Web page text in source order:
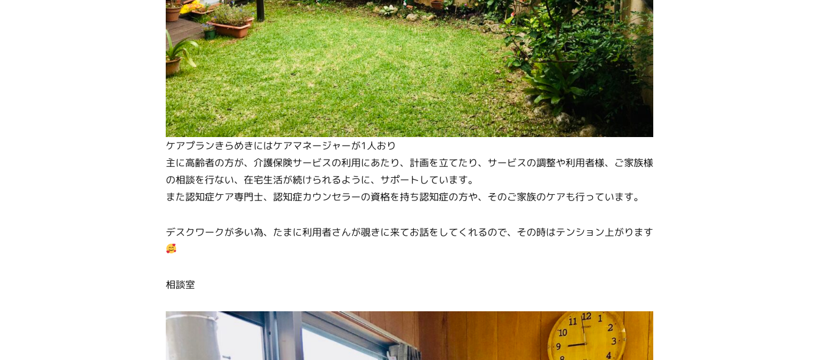
ケアプランきらめきにはケアマネージャーが1人おり
主に高齢者の方が、介護保険サービスの利用にあたり、計画を立てたり、サービスの調整や利用者様、ご家族様
の相談を行ない、在宅生活が続けられるように、サポートしています。
また認知症ケア専門士、認知症カウンセラーの資格を持ち認知症の方や、そのご家族のケアも行っています。
デスクワークが多い為、たまに利用者さんが覗きに来てお話をしてくれるので、その時はテンション上がります
相談室